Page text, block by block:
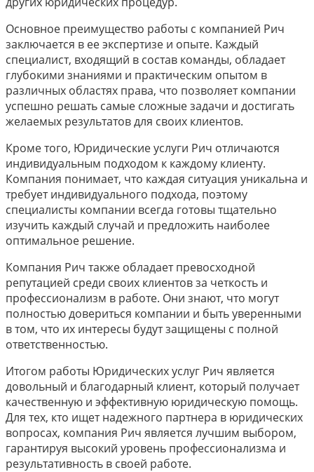
Основное преимущество работы с компанией Рич
заключается в ее экспертизе и опыте. Каждый
специалист, входящий в состав команды, обладает
глубокими знаниями и практическим опытом в
различных областях права, что позволяет компании
успешно решать самые сложные задачи и достигать
желаемых результатов для своих клиентов.
Кроме того, Юридические услуги Рич отличаются
индивидуальным подходом к каждому клиенту.
Компания понимает, что каждая ситуация уникальна и
требует индивидуального подхода, поэтому
специалисты компании всегда готовы тщательно
изучить каждый случай и предложить наиболее
оптимальное решение.
Компания Рич также обладает превосходной
репутацией среди своих клиентов за четкость и
профессионализм в работе. Они знают, что могут
полностью довериться компании и быть уверенными
в том, что их интересы будут защищены с полной
ответственностью.
Итогом работы Юридических услуг Рич является
довольный и благодарный клиент, который получает
качественную и эффективную юридическую помощь.
Для тех, кто ищет надежного партнера в юридических
вопросах, компания Рич является лучшим выбором,
гарантируя высокий уровень профессионализма и
результативность в своей работе.